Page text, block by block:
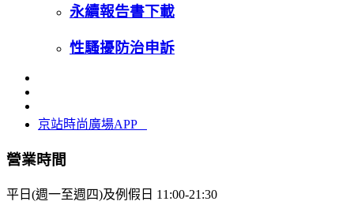
永續報告書下載
性騷擾防治申訴
京站時尚廣場APP
營業時間
平日(週一至週四)及例假日 11:00-21:30